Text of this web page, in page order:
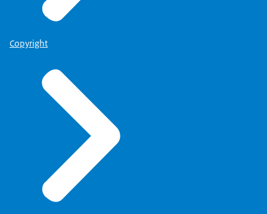
Copyright